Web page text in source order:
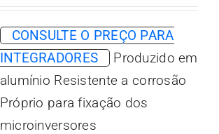
CONSULTE O PREÇO PARA
INTEGRADORES
Produzido em
alumínio Resistente a corrosão
Próprio para fixação dos
microinversores